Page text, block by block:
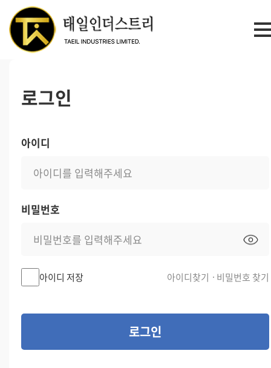
로그인
아이디
비밀번호
아이디 저장 아이디찾기 비밀번호 찾기
로그인